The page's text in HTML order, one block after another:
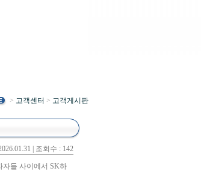
> 고객센터 > 고객게시판
| 조회수 : 142
자들 사이에서 SK하